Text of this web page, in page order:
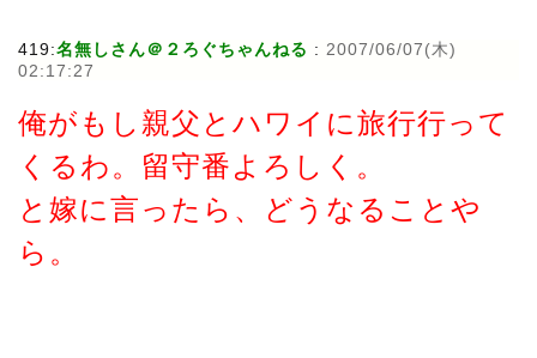
419:名無しさん＠２ろぐちゃんねる : 2007/06/07(木)
02:17:27
俺がもし親父とハワイに旅行行って
くるわ。留守番よろしく。
と嫁に言ったら、どうなることや
ら。